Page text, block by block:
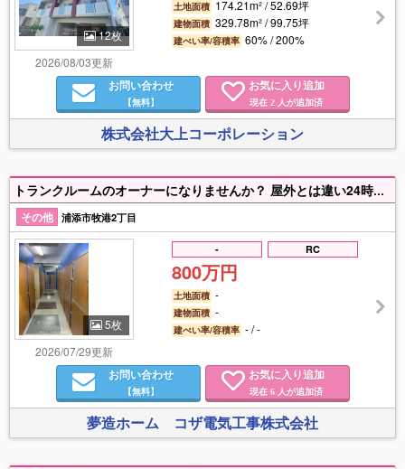
12枚
2026/08/03更新
土地面積 174.21m² / 52.69坪
建物面積 329.78m² / 99.75坪
建ぺい率/容積率 60% / 200%
お問い合わせ
【無料】
お気に入り追加
現在 2 人が追加済
株式会社大上コーポレーション
トランクルームのオーナーになりませんか？ 屋外とは違い24時間空調管理されたビル内のトランクルームは需要が見込めます。
その他 浦添市牧港2丁目
5枚
2026/07/29更新
- RC
800万円
土地面積 -
建物面積 -
建ぺい率/容積率 - / -
お問い合わせ
【無料】
お気に入り追加
現在 6 人が追加済
夢造ホーム コザ電気工事株式会社